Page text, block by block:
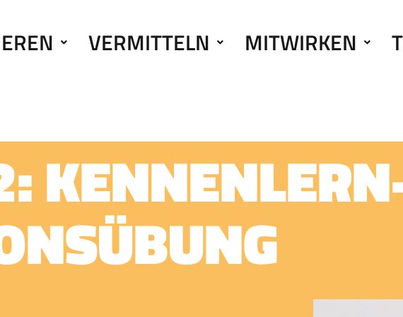
VERMITTELN MITWIRKEN